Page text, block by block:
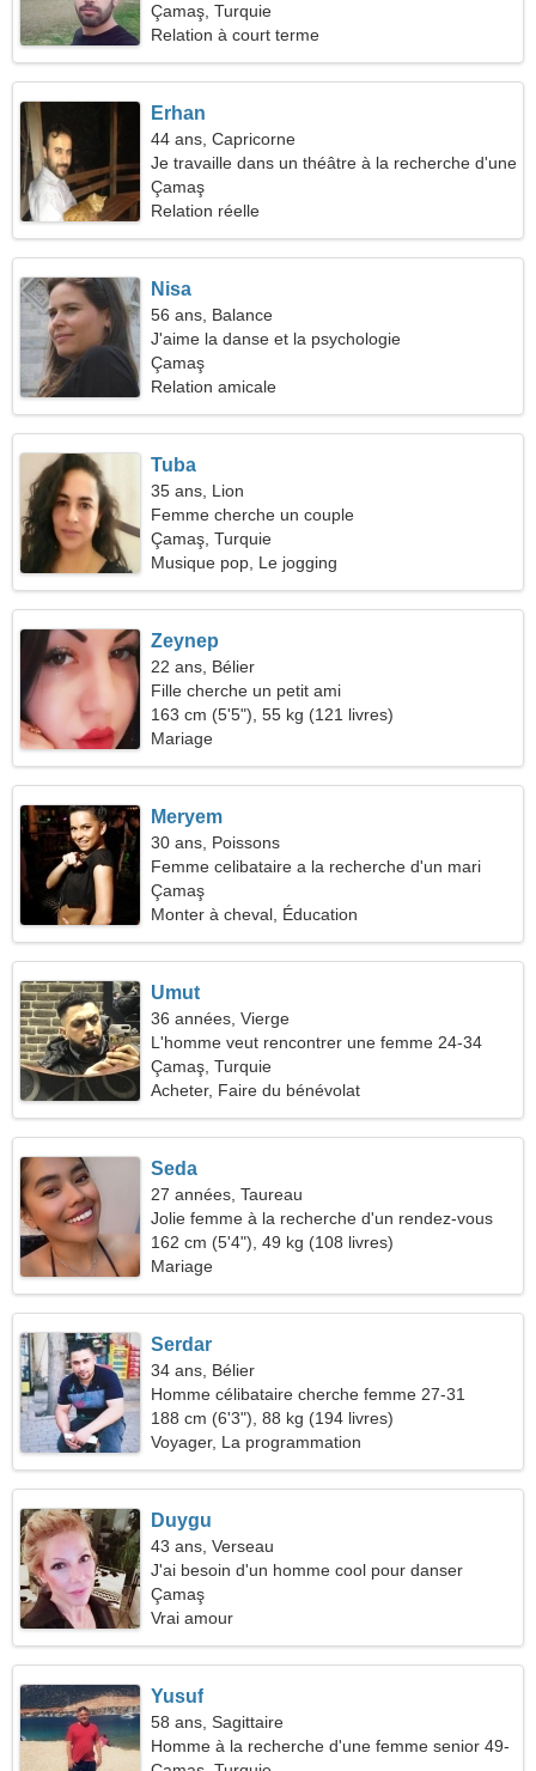
Çamaş, Turquie
Relation à court terme
Erhan
44 ans, Capricorne
Je travaille dans un théâtre à la recherche d'une
belle femme
Çamaş
Relation réelle
Nisa
56 ans, Balance
J'aime la danse et la psychologie
Çamaş
Relation amicale
Tuba
35 ans, Lion
Femme cherche un couple
Çamaş, Turquie
Musique pop, Le jogging
Zeynep
22 ans, Bélier
Fille cherche un petit ami
163 cm (5'5"), 55 kg (121 livres)
Mariage
Meryem
30 ans, Poissons
Femme celibataire a la recherche d'un mari
Çamaş
Monter à cheval, Éducation
Umut
36 années, Vierge
L'homme veut rencontrer une femme 24-34
Çamaş, Turquie
Acheter, Faire du bénévolat
Seda
27 années, Taureau
Jolie femme à la recherche d'un rendez-vous
162 cm (5'4"), 49 kg (108 livres)
Mariage
Serdar
34 ans, Bélier
Homme célibataire cherche femme 27-31
188 cm (6'3"), 88 kg (194 livres)
Voyager, La programmation
Duygu
43 ans, Verseau
J'ai besoin d'un homme cool pour danser
ensemble
Çamaş
Vrai amour
Yusuf
58 ans, Sagittaire
Homme à la recherche d'une femme senior 49-